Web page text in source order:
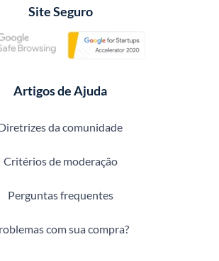
Site Seguro
Artigos de Ajuda
da comunidade
Critérios de moderação
Perguntas frequentes
com sua compra?